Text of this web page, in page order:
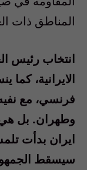
المناطق ذات
انتخاب رئيس
الايرانية،
فرنسي، مع
وطهران. بل هي
ايران بدأت
سيسقط